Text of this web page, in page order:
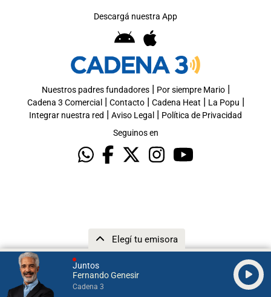
Juntos
Fernando Genesir
Cadena 3
Elegí tu emisora
Descargá nuestra App
Nuestros padres fundadores| Por siempre Mario|
Cadena 3 Comercial | Contacto| Cadena Heat | La Popu |
Integrar nuestra red | Aviso Legal | Política de Privacidad
Seguinos en